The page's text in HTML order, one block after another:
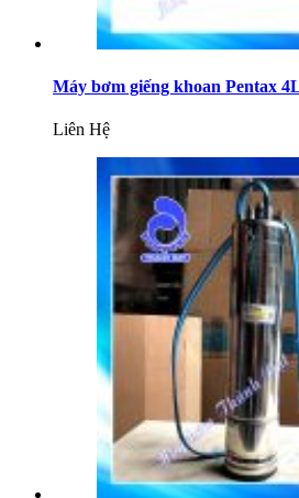
Máy bơm giếng khoan Pentax
Liên Hệ